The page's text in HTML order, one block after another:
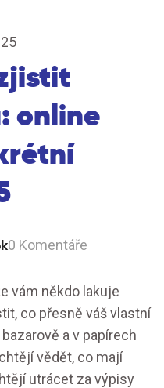
online
0 Komentáře
vám někdo lakuje
co přesně váš vlastní
a v papírech
vědět, co mají
utrácet za výpisy